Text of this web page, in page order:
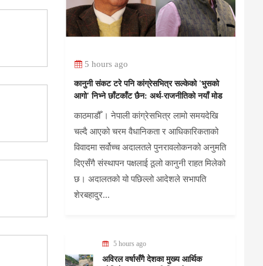
5 hours ago
कानुनी संकट टरे पनि कांग्रेसभित्र सल्केको 'भुसको
आगो' निभ्ने छाँटकाँट छैन: अर्थ-राजनीतिको नयाँ मोड
काठमाडौँ । नेपाली कांग्रेसभित्र लामो समयदेखि
चल्दै आएको चरम वैधानिकता र आधिकारिकताको
विवादमा सर्वोच्च अदालतले पुनरावलोकनको अनुमति
दिएसँगै संस्थापन पक्षलाई ठूलो कानुनी राहत मिलेको
छ। अदालतको यो पछिल्लो आदेशले सभापति
शेरबहादुर...
5 hours ago
अविरल वर्षासँगै देशका मुख्य आर्थिक